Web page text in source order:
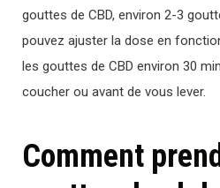
gouttes de CBD, environ 2-3
pouvez ajuster la dose en
les gouttes de CBD environ 30
coucher ou avant de vous lever.
Comment